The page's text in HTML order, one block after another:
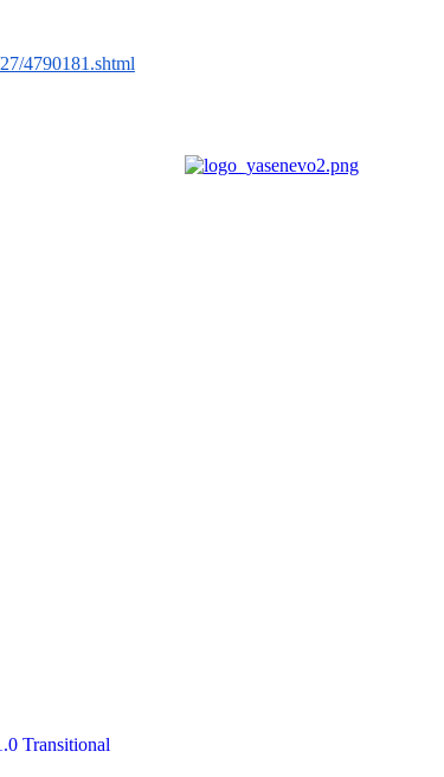
4790181.shtml